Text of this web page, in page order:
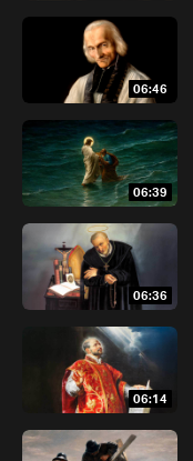
06:46
06:39
06:36
06:14